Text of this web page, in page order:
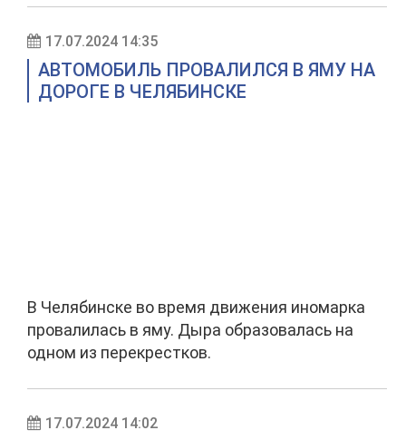
17.07.2024 14:35
АВТОМОБИЛЬ ПРОВАЛИЛСЯ В ЯМУ НА
ДОРОГЕ В ЧЕЛЯБИНСКЕ
В Челябинске во время движения иномарка
провалилась в яму. Дыра образовалась на
одном из перекрестков.
17.07.2024 14:02